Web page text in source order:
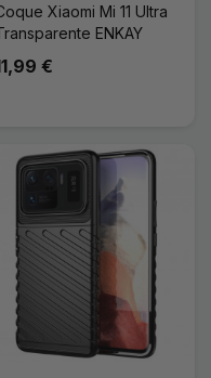
Xiaomi Mi 11 Ultra
ENKAY
€